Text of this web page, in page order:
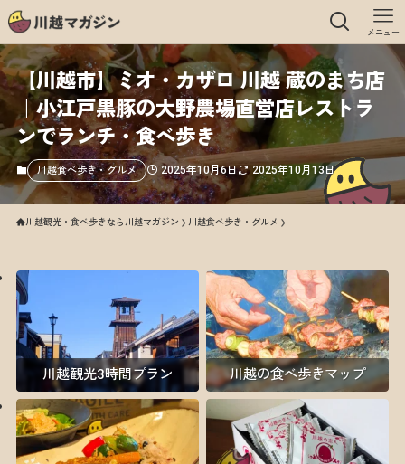
メニュー
【川越市】ミオ・カザロ 川越 蔵のまち店
｜小江戸黒豚の大野農場直営店レストラ
ンでランチ・食べ歩き
川越食べ歩き・グルメ 2025年10月6日 2025年10月13日
川越観光・食べ歩きなら川越マガジン 川越食べ歩き・グルメ
川越観光3時間プラン 川越の食べ歩きマップ